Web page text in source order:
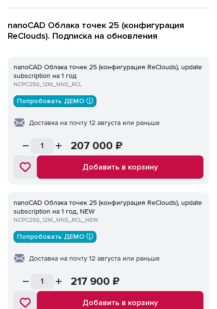
nanoCAD Облака точек 25 (конфигурация
ReClouds). Подписка на обновления
nanoCAD Облака точек 25 (конфигурация ReClouds), update
subscription на 1 год
NCPC250_12M_NNS_RCL
Попробовать ДЕМО ⓘ
Доставка на почту 12 августа или раньше
207 000 ₽
Добавить в корзину
nanoCAD Облака точек 25 (конфигурация ReClouds), update
subscription на 1 год, NEW
NCPC250_12M_NNS_RCL_NEW
Попробовать ДЕМО ⓘ
Доставка на почту 12 августа или раньше
217 900 ₽
Добавить в корзину